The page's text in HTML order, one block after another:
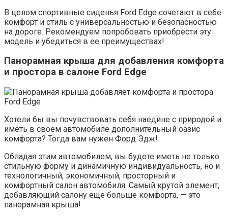
В целом спортивные сиденья Ford Edge сочетают в себе
комфорт и стиль с универсальностью и безопасностью
на дороге. Рекомендуем попробовать приобрести эту
модель и убедиться в ее преимуществах!
Панорамная крыша для добавления комфорта
и простора в салоне Ford Edge
Хотели бы вы почувствовать себя наедине с природой и
иметь в своем автомобиле дополнительный оазис
комфорта? Тогда вам нужен Форд Эдж!
Обладая этим автомобилем, вы будете иметь не только
стильную форму и динамичную индивидуальность, но и
технологичный, экономичный, просторный и
комфортный салон автомобиля. Самый крутой элемент,
добавляющий салону еще больше комфорта, — это
панорамная крыша!